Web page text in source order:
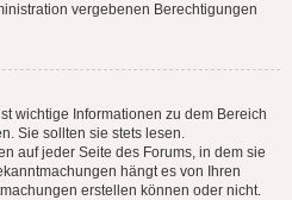
vergebenen Berechtigungen
wichtige Informationen zu dem Bereich
Sie sollten sie stets lesen.
auf jeder Seite des Forums, in dem sie
hängt es von Ihren
erstellen können oder nicht.